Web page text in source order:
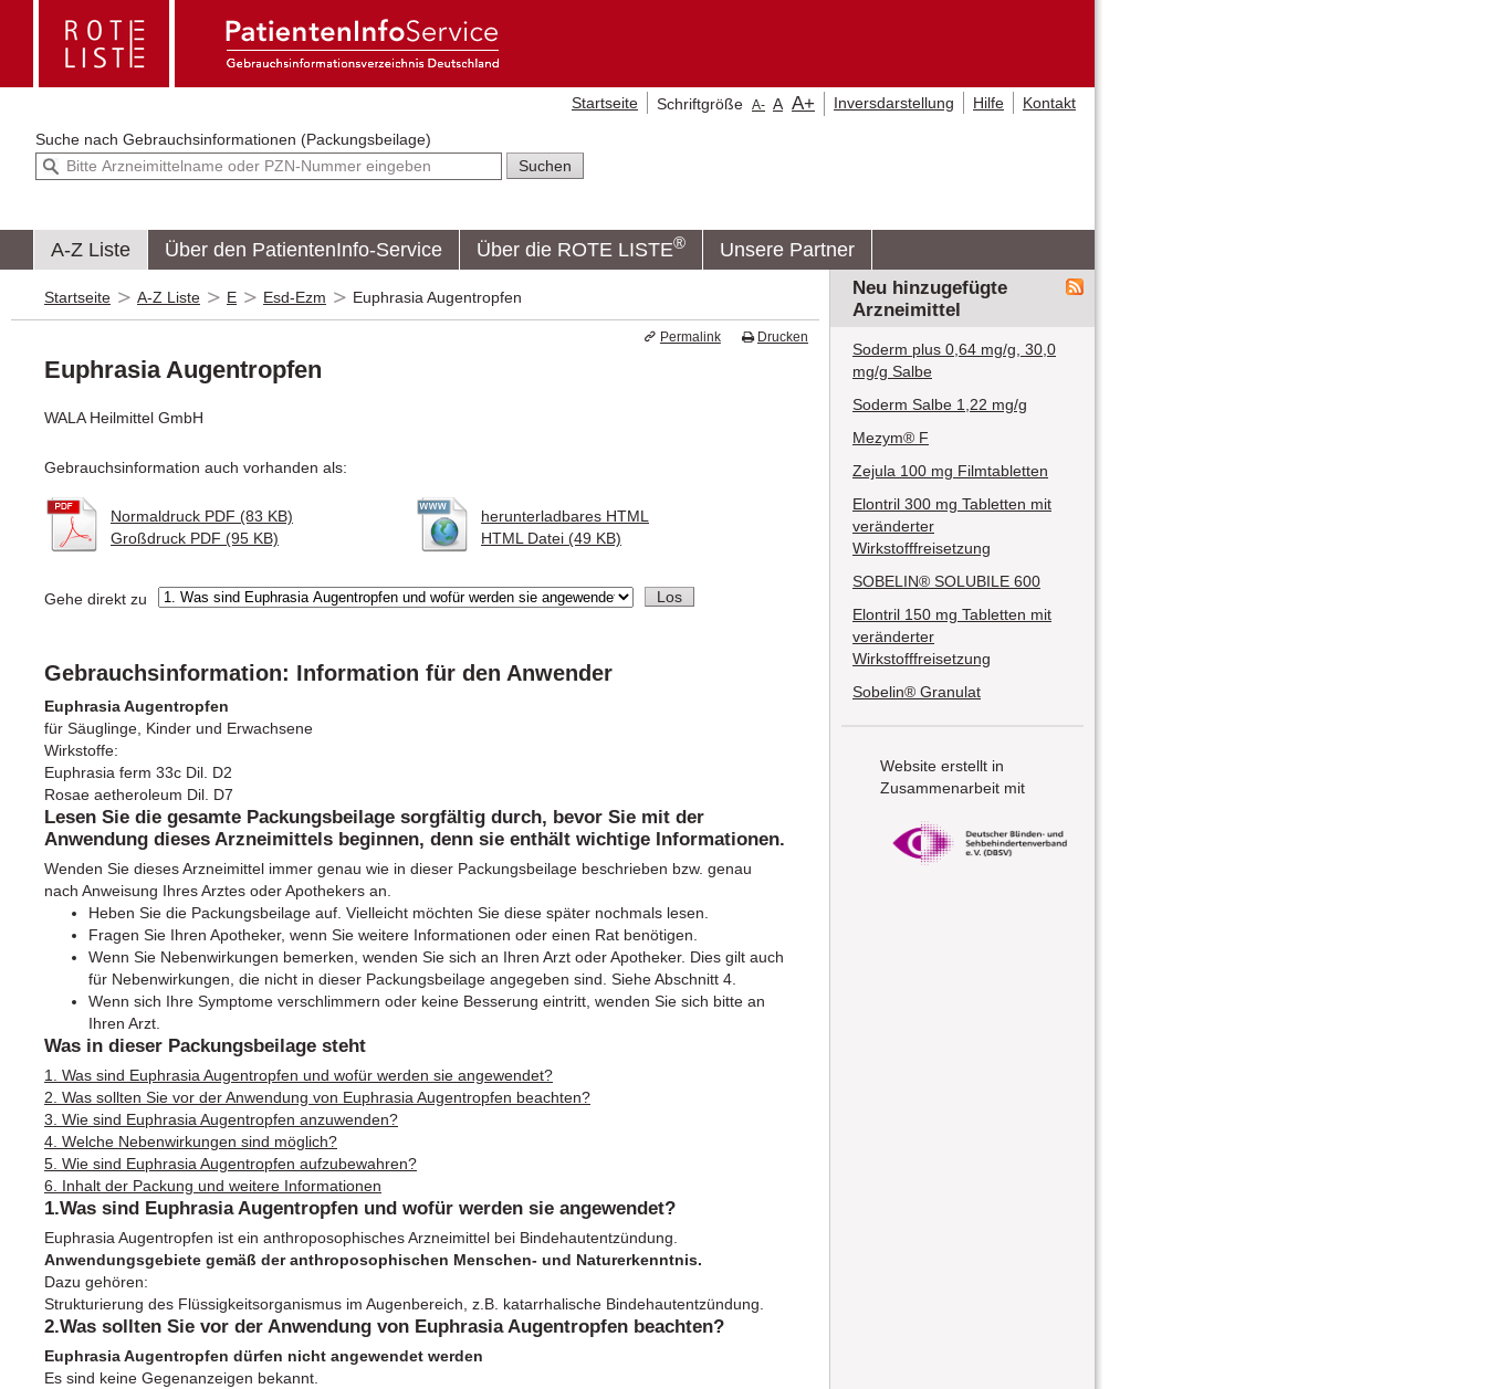
Suche nach Gebrauchsinformationen (Packungsbeilage)
A-Z Liste Über den PatientenInfo-Service Über die ROTE LISTE® Unsere Partner
Startseite Schriftgröße A- A A+ Inversdarstellung Hilfe Kontakt
Startseite A-Z Liste E Esd-Ezm Euphrasia Augentropfen
Euphrasia Augentropfen
WALA Heilmittel GmbH
Gebrauchsinformation auch vorhanden als:
Normaldruck PDF (83 KB)
Großdruck PDF (95 KB)
herunterladbares HTML
HTML Datei (49 KB)
Gehe direkt zu
Gebrauchsinformation: Information für den Anwender
Euphrasia Augentropfen
für Säuglinge, Kinder und Erwachsene
Wirkstoffe:
Euphrasia ferm 33c Dil. D2
Rosae aetheroleum Dil. D7
Lesen Sie die gesamte Packungsbeilage sorgfältig durch, bevor Sie mit der
Anwendung dieses Arzneimittels beginnen, denn sie enthält wichtige Informationen.
Wenden Sie dieses Arzneimittel immer genau wie in dieser Packungsbeilage beschrieben bzw. genau
nach Anweisung Ihres Arztes oder Apothekers an.
Heben Sie die Packungsbeilage auf. Vielleicht möchten Sie diese später nochmals lesen.
Fragen Sie Ihren Apotheker, wenn Sie weitere Informationen oder einen Rat benötigen.
Wenn Sie Nebenwirkungen bemerken, wenden Sie sich an Ihren Arzt oder Apotheker. Dies gilt auch
für Nebenwirkungen, die nicht in dieser Packungsbeilage angegeben sind. Siehe Abschnitt 4.
Wenn sich Ihre Symptome verschlimmern oder keine Besserung eintritt, wenden Sie sich bitte an
Ihren Arzt.
Was in dieser Packungsbeilage steht
1. Was sind Euphrasia Augentropfen und wofür werden sie angewendet?
2. Was sollten Sie vor der Anwendung von Euphrasia Augentropfen beachten?
3. Wie sind Euphrasia Augentropfen anzuwenden?
4. Welche Nebenwirkungen sind möglich?
5. Wie sind Euphrasia Augentropfen aufzubewahren?
6. Inhalt der Packung und weitere Informationen
1.Was sind Euphrasia Augentropfen und wofür werden sie angewendet?
Euphrasia Augentropfen ist ein anthroposophisches Arzneimittel bei Bindehautentzündung.
Anwendungsgebiete gemäß der anthroposophischen Menschen- und Naturerkenntnis.
Dazu gehören:
Strukturierung des Flüssigkeitsorganismus im Augenbereich, z.B. katarrhalische Bindehautentzündung.
2.Was sollten Sie vor der Anwendung von Euphrasia Augentropfen beachten?
Euphrasia Augentropfen dürfen nicht angewendet werden
Es sind keine Gegenanzeigen bekannt.
Permalink Drucken
Neu hinzugefügte
Arzneimittel
Soderm plus 0,64 mg/g, 30,0
mg/g Salbe
Soderm Salbe 1,22 mg/g
Mezym® F
Zejula 100 mg Filmtabletten
Elontril 300 mg Tabletten mit
veränderter
Wirkstofffreisetzung
SOBELIN® SOLUBILE 600
Elontril 150 mg Tabletten mit
veränderter
Wirkstofffreisetzung
Sobelin® Granulat
Website erstellt in
Zusammenarbeit mit